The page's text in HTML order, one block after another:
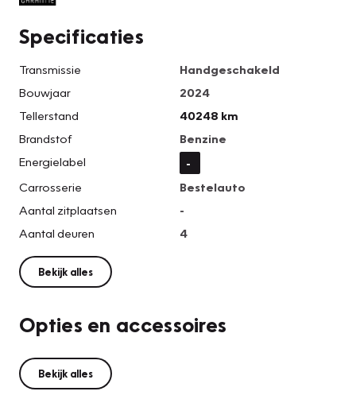
Specificaties
Transmissie
Handgeschakeld
Bouwjaar
2024
Tellerstand
40248 km
Brandstof
Benzine
Energielabel
-
Carrosserie
Bestelauto
Aantal zitplaatsen
-
Aantal deuren
4
Bekijk alles
Opties en accessoires
Bekijk alles